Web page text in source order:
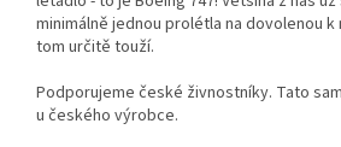
minimálně jednou prolétla na dovolenou k
tom určitě touží.
Podporujeme české živnostníky. Tato
u českého výrobce.